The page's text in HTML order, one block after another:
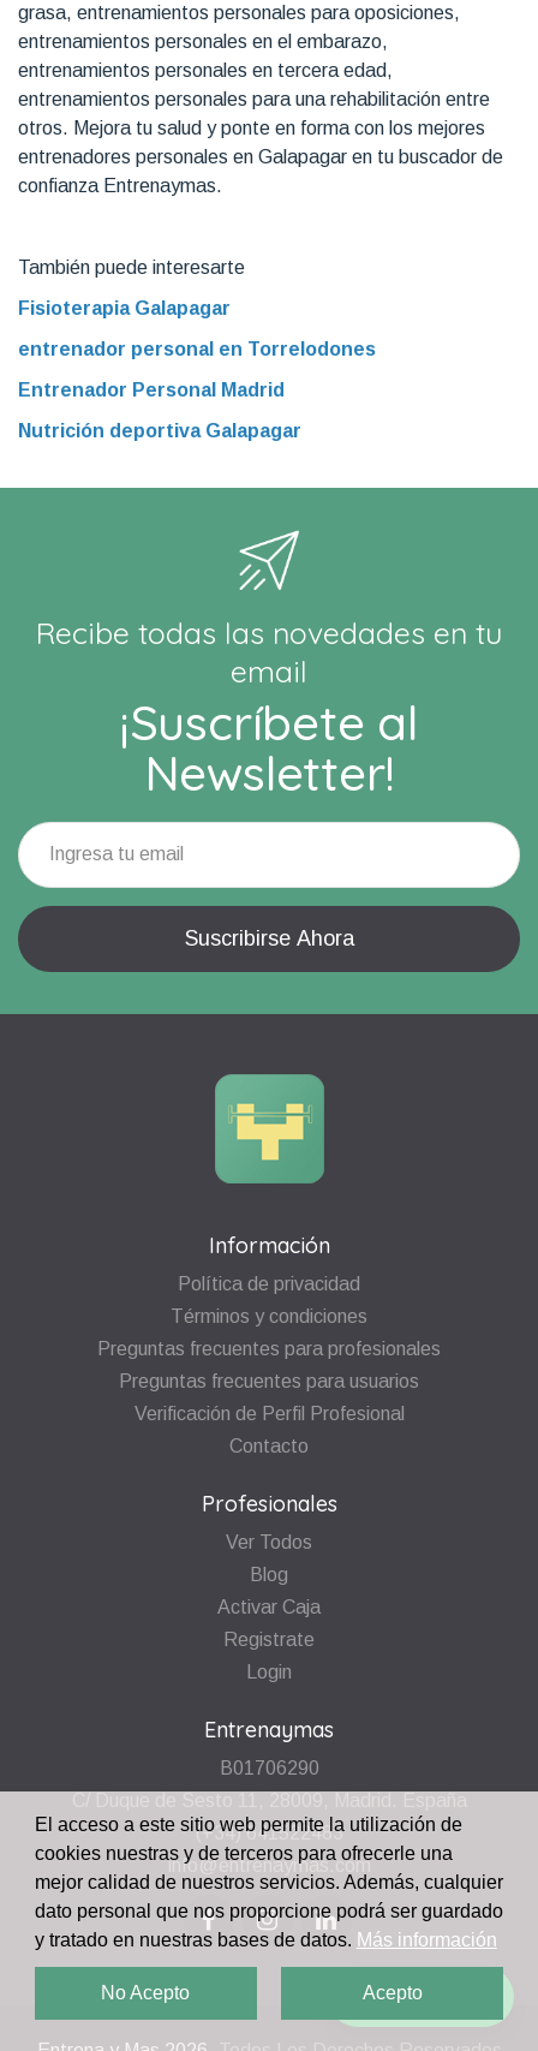
¡Escríbenos!
grasa, entrenamientos personales para oposiciones,
entrenamientos personales en el embarazo,
entrenamientos personales en tercera edad,
entrenamientos personales para una rehabilitación entre
otros. Mejora tu salud y ponte en forma con los mejores
entrenadores personales en Galapagar en tu buscador de
confianza Entrenaymas.
También puede interesarte
Fisioterapia Galapagar
entrenador personal en Torrelodones
Entrenador Personal Madrid
Nutrición deportiva Galapagar
Recibe todas las novedades en tu
email
¡Suscríbete al
Newsletter!
Información
Política de privacidad
Términos y condiciones
Preguntas frecuentes para profesionales
Preguntas frecuentes para usuarios
Verificación de Perfil Profesional
Contacto
Profesionales
Ver Todos
Blog
Activar Caja
Registrate
Login
Entrenaymas
B01706290
(+34) 641522483
info@entrenaymas.com
El acceso a este sitio web permite la utilización de
cookies nuestras y de terceros para ofrecerle una
mejor calidad de nuestros servicios. Además, cualquier
dato personal que nos proporcione podrá ser guardado
y tratado en nuestras bases de datos. Más información
No Acepto Acepto